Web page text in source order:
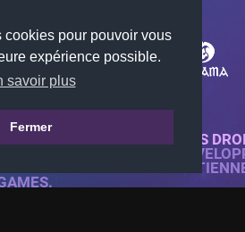
cookies pour pouvoir vous
expérience possible.
savoir plus
Fermer
© 2018-2026 KTARENA. TOUS
SITE WEB ENTIÈREMENT
TOUTES LES IMAGES